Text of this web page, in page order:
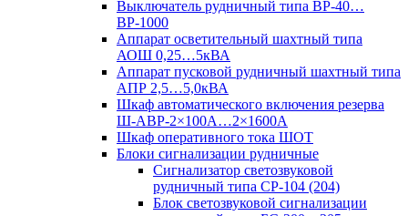
Выключатель рудничный типа ВР-40…
ВР-1000
Аппарат осветительный шахтный типа
АОШ 0,25…5кВА
Аппарат пусковой рудничный шахтный типа
АПР 2,5…5,0кВА
Шкаф автоматического включения резерва
Ш-АВР-2×100А…2×1600А
Шкаф оперативного тока ШОТ
Блоки сигнализации рудничные
Сигнализатор светозвуковой
рудничный типа СР-104 (204)
Блок светозвуковой сигнализации